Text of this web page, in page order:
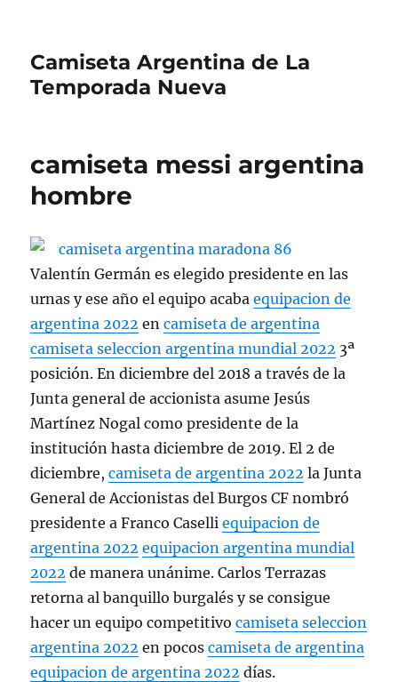
Camiseta Argentina de La
Temporada Nueva
camiseta messi argentina
hombre
Valentín Germán es elegido presidente en las
urnas y ese año el equipo acabaequipacion de
argentina 2022 encamiseta de argentina
camiseta seleccion argentina mundial 2022 3ª
posición. En diciembre del 2018 a través de la
Junta general de accionista asume Jesús
Martínez Nogal como presidente de la
institución hasta diciembre de 2019. El 2 de
diciembre,camiseta de argentina 2022 la Junta
General de Accionistas del Burgos CF nombró
presidente a Franco Caselliequipacion de
argentina 2022 equipacion argentina mundial
2022 de manera unánime. Carlos Terrazas
retorna al banquillo burgalés y se consigue
hacer un equipo competitivocamiseta seleccion
argentina 2022 en pocoscamiseta de argentina
equipacion de argentina 2022 días.